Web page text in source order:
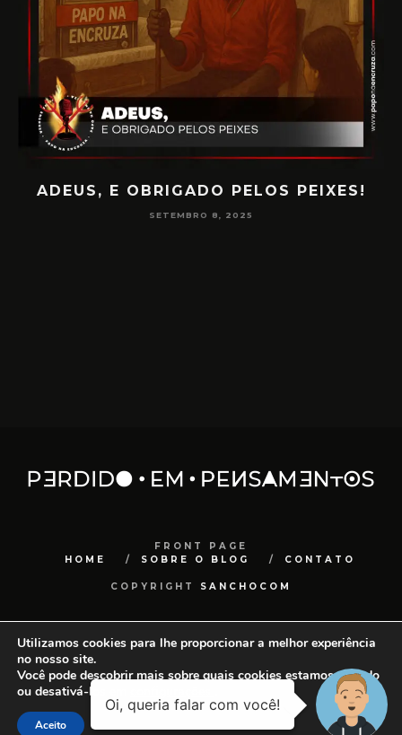
ADEUS, E OBRIGADO PELOS PEIXES!
SETEMBRO 8, 2025
FRONT PAGE
HOME
SOBRE O BLOG CONTATO
COPYRIGHT SANCHOCOM
Utilizamos cookies para lhe proporcionar a melhor experiência
no nosso site.
Você pode descobrir mais sobre quais cookies estamos usando
ou desativá-los em
Aceito